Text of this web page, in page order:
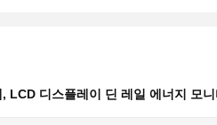
, LCD 디스플레이 딘 레일 에너지 모